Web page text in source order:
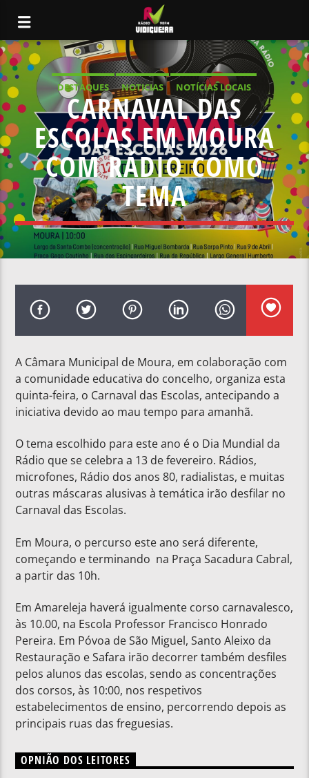
DESTAQUES NOTICIAS
NOTÍCIAS LOCAIS
NOTÍCIAS NACIONAIS
CARNAVAL DAS
ESCOLAS EM MOURA
COM RÁDIO COMO
TEMA
A Câmara Municipal de Moura, em colaboração com
a comunidade educativa do concelho, organiza esta
quinta-feira, o Carnaval das Escolas, antecipando a
iniciativa devido ao mau tempo para amanhã.
O tema escolhido para este ano é o Dia Mundial da
Rádio que se celebra a 13 de fevereiro. Rádios,
microfones, Rádio dos anos 80, radialistas, e muitas
outras máscaras alusivas à temática irão desfilar no
Carnaval das Escolas.
Em Moura, o percurso este ano será diferente,
começando e terminando na Praça Sacadura Cabral,
a partir das 10h.
Em Amareleja haverá igualmente corso carnavalesco,
às 10.00, na Escola Professor Francisco Honrado
Pereira. Em Póvoa de São Miguel, Santo Aleixo da
Restauração e Safara irão decorrer também desfiles
pelos alunos das escolas, sendo as concentrações
dos corsos, às 10:00, nos respetivos
estabelecimentos de ensino, percorrendo depois as
principais ruas das freguesias.
OPNIÃO DOS LEITORES